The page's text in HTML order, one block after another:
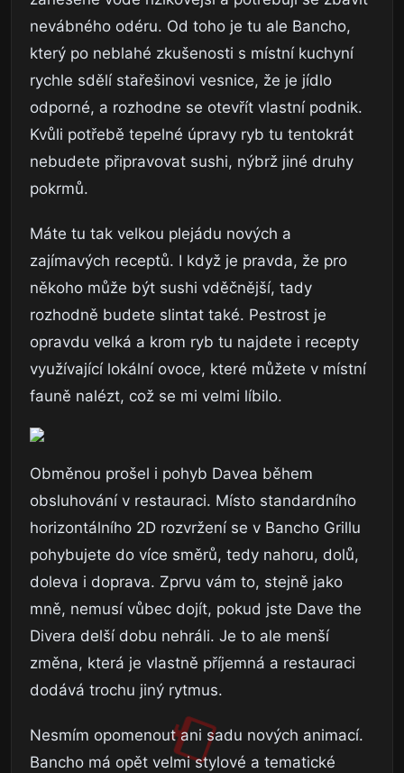
nevábného odéru. Od toho je tu ale Bancho,
který po neblahé zkušenosti s místní kuchyní
rychle sdělí stařešinovi vesnice, že je jídlo
odporné, a rozhodne se otevřít vlastní podnik.
Kvůli potřebě tepelné úpravy ryb tu tentokrát
nebudete připravovat sushi, nýbrž jiné druhy
pokrmů.
Máte tu tak velkou plejádu nových a
zajímavých receptů. I když je pravda, že pro
někoho může být sushi vděčnější, tady
rozhodně budete slintat také. Pestrost je
opravdu velká a krom ryb tu najdete i recepty
využívající lokální ovoce, které můžete v místní
fauně nalézt, což se mi velmi líbilo.
Obměnou prošel i pohyb Davea během
obsluhování v restauraci. Místo standardního
horizontálního 2D rozvržení se v Bancho Grillu
pohybujete do více směrů, tedy nahoru, dolů,
doleva i doprava. Zprvu vám to, stejně jako
mně, nemusí vůbec dojít, pokud jste Dave the
Divera delší dobu nehráli. Je to ale menší
změna, která je vlastně příjemná a restauraci
dodává trochu jiný rytmus.
Nesmím opomenout ani sadu nových animací.
Bancho má opět velmi stylové a tematické